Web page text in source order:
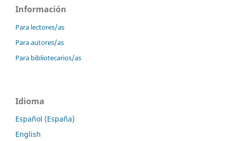
Información
Para lectores/as
Para autores/as
Para bibliotecarios/as
Idioma
Español (España)
English